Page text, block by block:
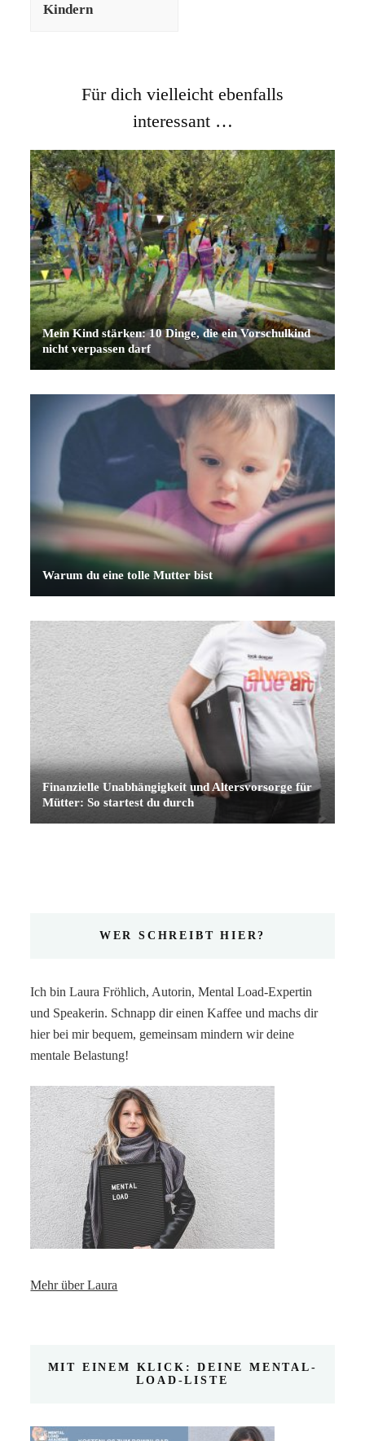
Kindern
Für dich vielleicht ebenfalls
interessant …
Mein Kind stärken: 10 Dinge, die ein Vorschulkind
nicht verpassen darf
Warum du eine tolle Mutter bist
Finanzielle Unabhängigkeit und Altersvorsorge für
Mütter: So startest du durch
WER SCHREIBT HIER?
Ich bin Laura Fröhlich, Autorin, Mental Load-Expertin
und Speakerin. Schnapp dir einen Kaffee und machs dir
hier bei mir bequem, gemeinsam mindern wir deine
mentale Belastung!
Mehr über Laura
MIT EINEM KLICK: DEINE MENTAL-
LOAD-LISTE